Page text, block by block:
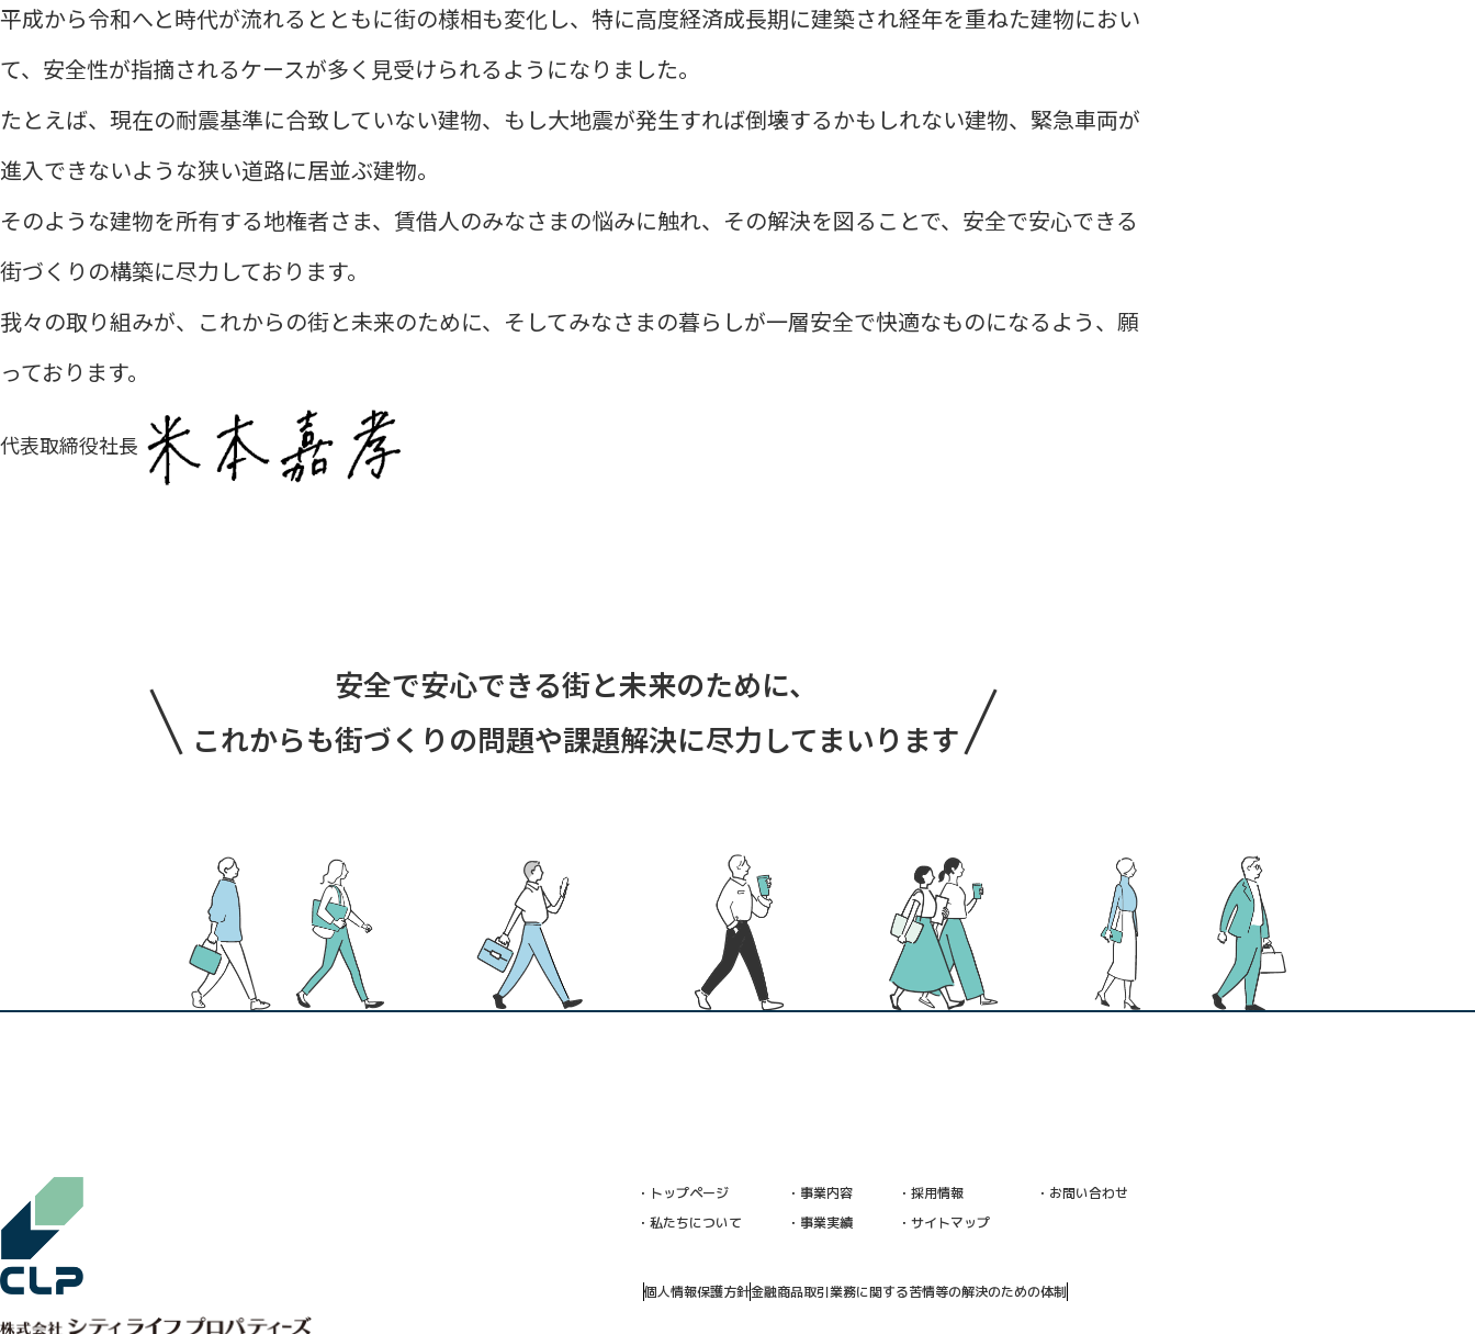
平成から令和へと時代が流れるとともに街の様相も変化し、特に高度経済成長期に建築され経年を重ねた建物におい
て、安全性が指摘されるケースが多く見受けられるようになりました。
たとえば、現在の耐震基準に合致していない建物、もし大地震が発生すれば倒壊するかもしれない建物、緊急車両が
進入できないような狭い道路に居並ぶ建物。
そのような建物を所有する地権者さま、賃借人のみなさまの悩みに触れ、その解決を図ることで、安全で安心できる
街づくりの構築に尽力しております。
我々の取り組みが、これからの街と未来のために、そしてみなさまの暮らしが一層安全で快適なものになるよう、願
っております。
代表取締役社長
安全で安心できる街と未来のために、
これからも街づくりの問題や課題解決に尽力してまいります
・トップページ ・事業内容 ・採用情報
・お問い合わせ
・私たちについて
・事業実績 ・サイトマップ
個人情報保護方針金融商品取引業務に関する苦情等の解決のための体制